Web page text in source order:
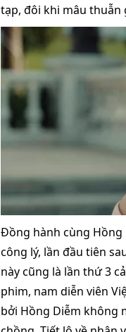
tạp, đôi khi mâu thuẫn
Đồng hành cùng Hồng
công lý, lần đầu tiên
này cũng là lần thứ 3
phim, nam diễn viên
bởi Hồng Diễm không